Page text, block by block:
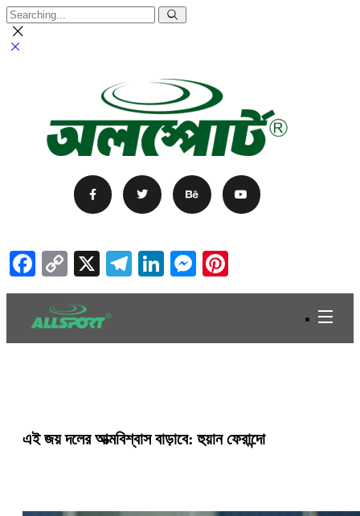
Facebook
Copy
Link
X Telegram
LinkedIn
Messenger
এই জয় দলের আত্মবিশ্বাস বাড়াবে: হুয়ান ফেরান্দো